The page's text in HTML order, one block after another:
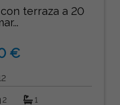
con terraza a 20
€
2 1